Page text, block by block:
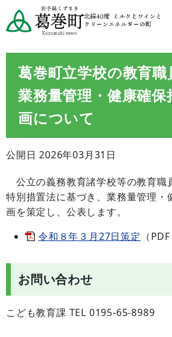
葛巻町立学校の教育職
業務量管理・健康確保
画について
公開日 2026年03月31日
公立の義務教育諸学校等の教育職
特別措置法に基づき、業務量管理・
画を策定し、公表します。
令和８年３月27日策定 （
お問い合わせ
こども教育課 TEL 0195-65-8989